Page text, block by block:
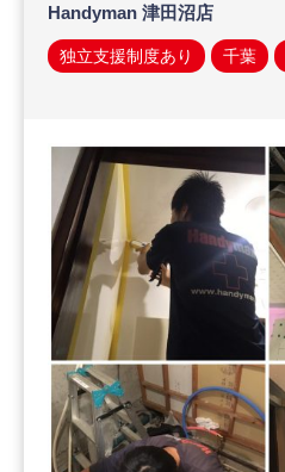
Handyman 津田沼店
独立支援制度あり 千葉